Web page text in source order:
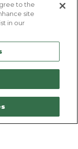
to the
site
in our